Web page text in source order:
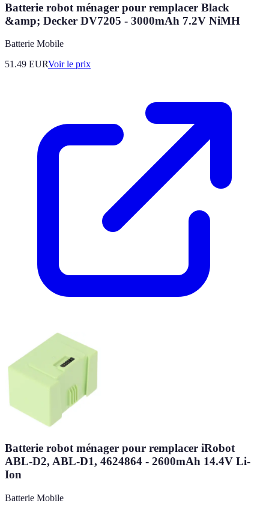
Batterie robot ménager pour remplacer Black
&amp; Decker DV7205 - 3000mAh 7.2V NiMH
Batterie Mobile
51.49 EURVoir le prix
Batterie robot ménager pour remplacer iRobot
ABL-D2, ABL-D1, 4624864 - 2600mAh 14.4V Li-
Ion
Batterie Mobile